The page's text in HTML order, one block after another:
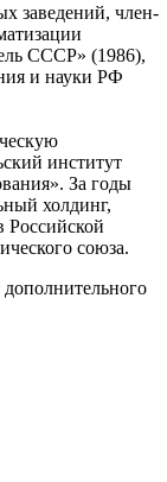
заведений, член-
СССР» (1986),
и науки РФ
институт
За годы
холдинг,
союза.